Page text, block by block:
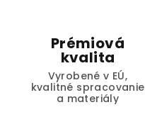
Prémiová
kvalita
Vyrobené v EÚ,
kvalitné spracovanie
a materiály